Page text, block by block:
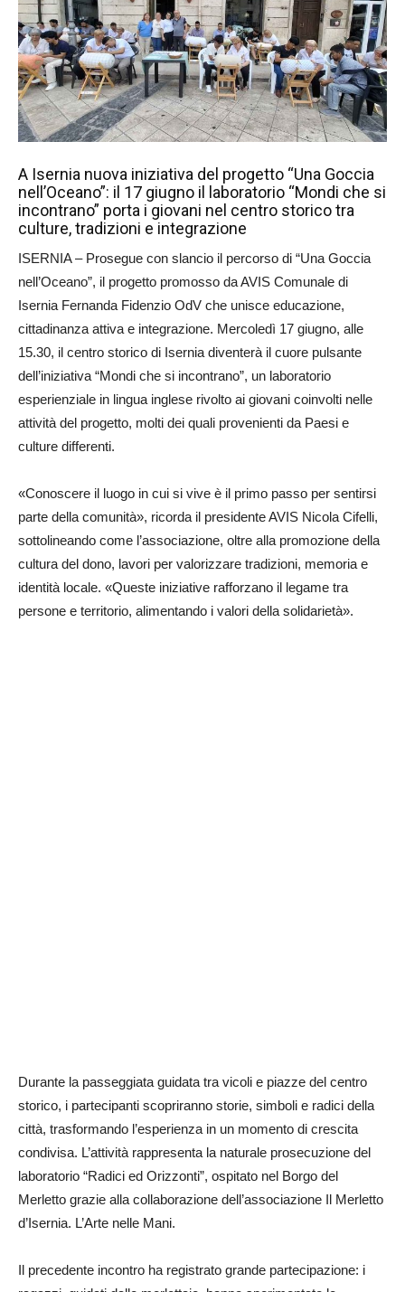
A Isernia nuova iniziativa del progetto “Una Goccia
nell’Oceano”: il 17 giugno il laboratorio “Mondi che si
incontrano” porta i giovani nel centro storico tra
culture, tradizioni e integrazione
ISERNIA – Prosegue con slancio il percorso di “Una Goccia
nell’Oceano”, il progetto promosso da AVIS Comunale di
Isernia Fernanda Fidenzio OdV che unisce educazione,
cittadinanza attiva e integrazione. Mercoledì 17 giugno, alle
15.30, il centro storico di Isernia diventerà il cuore pulsante
dell’iniziativa “Mondi che si incontrano”, un laboratorio
esperienziale in lingua inglese rivolto ai giovani coinvolti nelle
attività del progetto, molti dei quali provenienti da Paesi e
culture differenti.
«Conoscere il luogo in cui si vive è il primo passo per sentirsi
parte della comunità», ricorda il presidente AVIS Nicola Cifelli,
sottolineando come l’associazione, oltre alla promozione della
cultura del dono, lavori per valorizzare tradizioni, memoria e
identità locale. «Queste iniziative rafforzano il legame tra
persone e territorio, alimentando i valori della solidarietà».
Durante la passeggiata guidata tra vicoli e piazze del centro
storico, i partecipanti scopriranno storie, simboli e radici della
città, trasformando l’esperienza in un momento di crescita
condivisa. L’attività rappresenta la naturale prosecuzione del
laboratorio “Radici ed Orizzonti”, ospitato nel Borgo del
Merletto grazie alla collaborazione dell’associazione Il Merletto
d’Isernia. L’Arte nelle Mani.
Il precedente incontro ha registrato grande partecipazione: i